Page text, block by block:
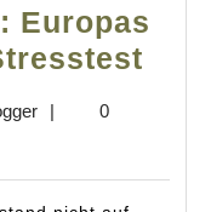
Europas
Science
|
0